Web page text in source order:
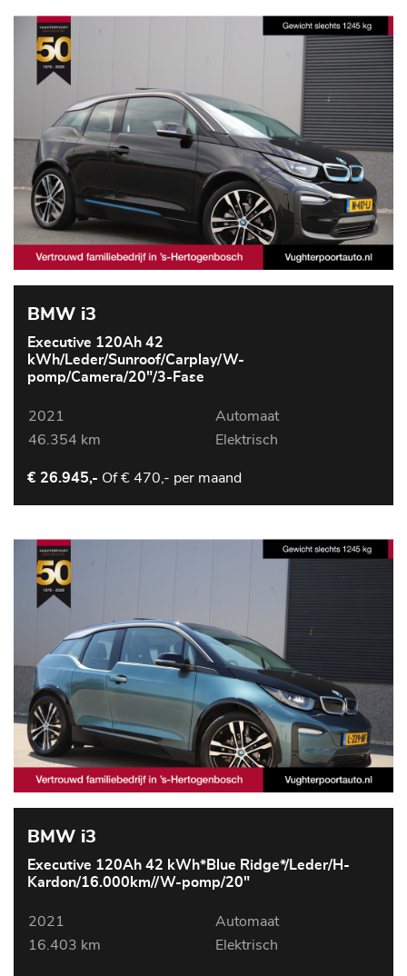
BMW i3
Executive 120Ah 42
kWh/Leder/Sunroof/Carplay/W-
pomp/Camera/20"/3-Fase
2021
Automaat
46.354 km
Elektrisch
€ 26.945,- Of€ 470,- per maand
BMW i3
Executive 120Ah 42 kWh*Blue Ridge*/Leder/H-
Kardon/16.000km//W-pomp/20"
2021
Automaat
16.403 km
Elektrisch